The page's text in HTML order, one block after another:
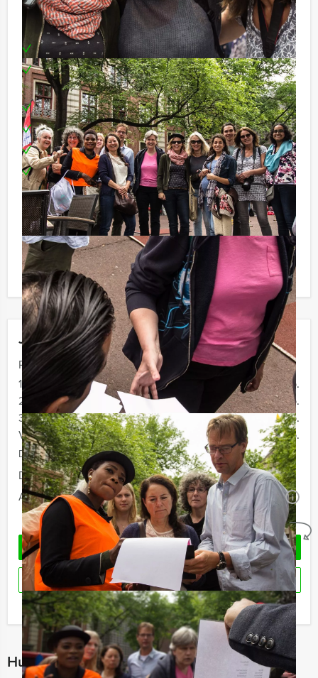
Jouw uitje
Prijs :
12 - 19 personen
€ 69,50 p.p.
20 - 29 personen
€ 66,50 p.p.
30 - 39 personen
€ 64,50 p.p.
Vanaf 40 personen
€ 62,50 p.p.
De prijzen zijn exclusief BTW
Duur:
5 uur en 30 minuten
Aantal:
Minimaal 12 personen i
Geheel vrijblijvend
OFFERTE AANVRAGEN
RESERVEREN
Ik heb een vraag over dit uitje
Hulp nodig bij het kiezen?
Inclusief:
Begeleiding
Uitgebreid 3-gangen diner in drie verschillende
restaurants
Teambuilding
Materiaal
Prijs voor het beste team en de slimste Rat
Te boeken op de door u gewenste dag of tijdstip!
Reservering voor kleinere groepen:
Komt u niet aan het minimale aantal deelnemers voor
dit arrangement? Als u bereid bent voor het minimale
aantal te betalen, kunt u ook gewoon voor minder
personen boeken!